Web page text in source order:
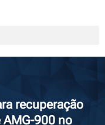
recuperação
900 no